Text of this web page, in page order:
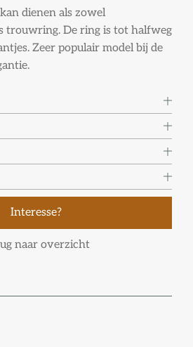
dienen als zowel
trouwring. De ring is tot halfweg
Zeer populair model bij de
Interesse?
naar overzicht